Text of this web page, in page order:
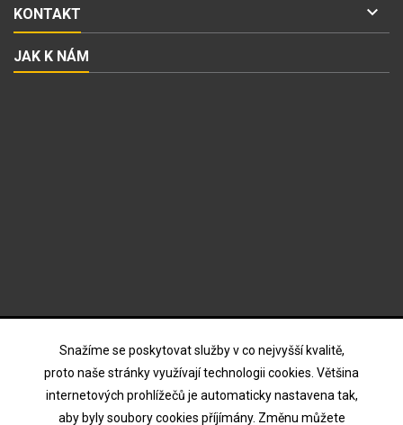
Snažíme se poskytovat služby v co nejvyšší kvalitě,
proto naše stránky využívají technologii cookies. Většina
internetových prohlížečů je automaticky nastavena tak,
aby byly soubory cookies příjímány. Změnu můžete
KONTAKT 
JAK K NÁM
Souhlasím s podmínkami a zásadami ochrany osobních
údajů